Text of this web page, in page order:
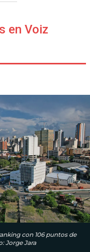
en Voiz
con 106 puntos de
Jorge Jara